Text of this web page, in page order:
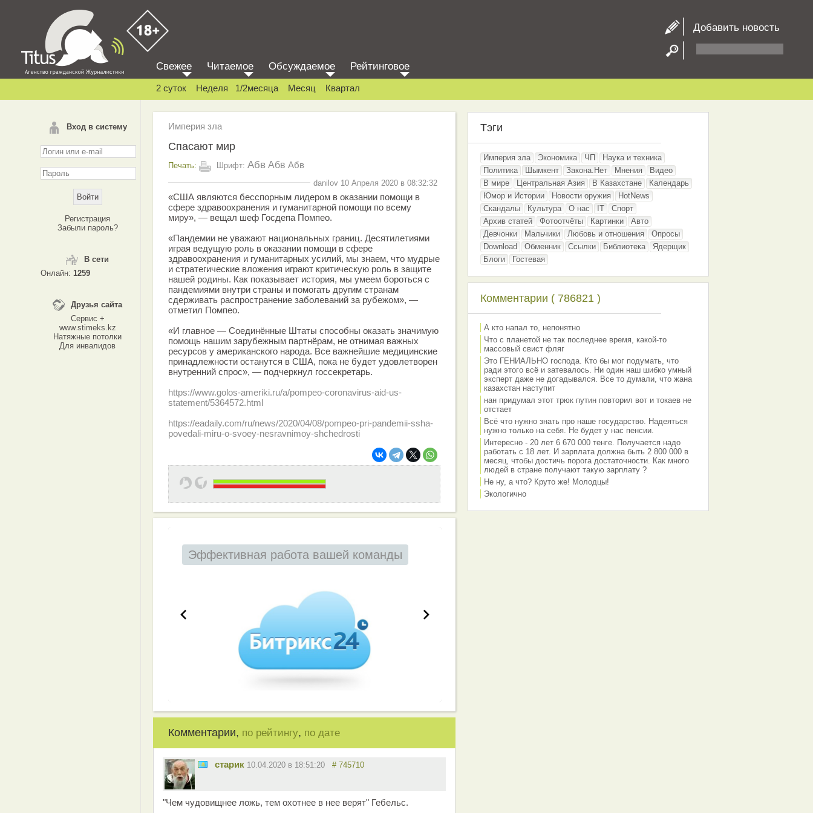
Добавить новость
Вход в систему
Регистрация
Забыли пароль?
В сети
Онлайн: 1259
Друзья сайта
Сервис +
www.stimeks.kz
Натяжные потолки
Для инвалидов
Свежее Читаемое Обсуждаемое Рейтинговое
2 суток Неделя 1/2месяца Месяц Квартал
Империя зла
Спасают мир
Печать: Шрифт: Абв Абв Абв
danilov 10 Апреля 2020 в 08:32:32
«США являются бесспорным лидером в оказании помощи в
сфере здравоохранения и гуманитарной помощи по всему
миру», — вещал шеф Госдепа Помпео.
«Пандемии не уважают национальных границ. Десятилетиями
играя ведущую роль в оказании помощи в сфере
здравоохранения и гуманитарных усилий, мы знаем, что мудрые
и стратегические вложения играют критическую роль в защите
нашей родины. Как показывает история, мы умеем бороться с
пандемиями внутри страны и помогать другим странам
сдерживать распространение заболеваний за рубежом», —
отметил Помпео.
«И главное — Соединённые Штаты способны оказать значимую
помощь нашим зарубежным партнёрам, не отнимая важных
ресурсов у американского народа. Все важнейшие медицинские
принадлежности останутся в США, пока не будет удовлетворен
внутренний спрос», — подчеркнул госсекретарь.
https://www.golos-ameriki.ru/a/pompeo-coronavirus-aid-us-
statement/5364572.html
https://eadaily.com/ru/news/2020/04/08/pompeo-pri-pandemii-ssha-
povedali-miru-o-svoey-nesravnimoy-shchedrosti
Эффективная работа вашей команды
Комментарии, по рейтингу, по дате
старик 10.04.2020 в 18:51:20 # 745710
"Чем чудовищнее ложь, тем охотнее в нее верят" Гебельс.
Тэги
Империя зла Экономика ЧП
Наука и техника
Политика
Шымкент Закона.Нет Мнения
Видео
В мире
Центральная Азия В Казахстане
Календарь
Юмор и Истории
Новости оружия
HotNews
Скандалы
Культура О нас IT
Спорт
Архив статей
Фотоотчёты Картинки
Авто
Девчонки
Мальчики Любовь и отношения
Опросы
Download
Обменник Ссылки Библиотека
Ядерщик
Блоги
Гостевая
Комментарии ( 786821 )
А кто напал то, непонятно
Что с планетой не так последнее время, какой-то
массовый свист фляг
Это ГЕНИАЛЬНО господа. Кто бы мог подумать, что
ради этого всё и затевалось. Ни один наш шибко умный
эксперт даже не догадывался. Все то думали, что жана
казахстан наступит
нан придумал этот трюк путин повторил вот и токаев не
отстает
Всё что нужно знать про наше государство. Надеяться
нужно только на себя. Не будет у нас пенсии.
Интересно - 20 лет 6 670 000 тенге. Получается надо
работать с 18 лет. И зарплата должна быть 2 800 000 в
месяц, чтобы достичь порога достаточности. Как много
людей в стране получают такую зарплату ?
Не ну, а что? Круто же! Молодцы!
Экологично